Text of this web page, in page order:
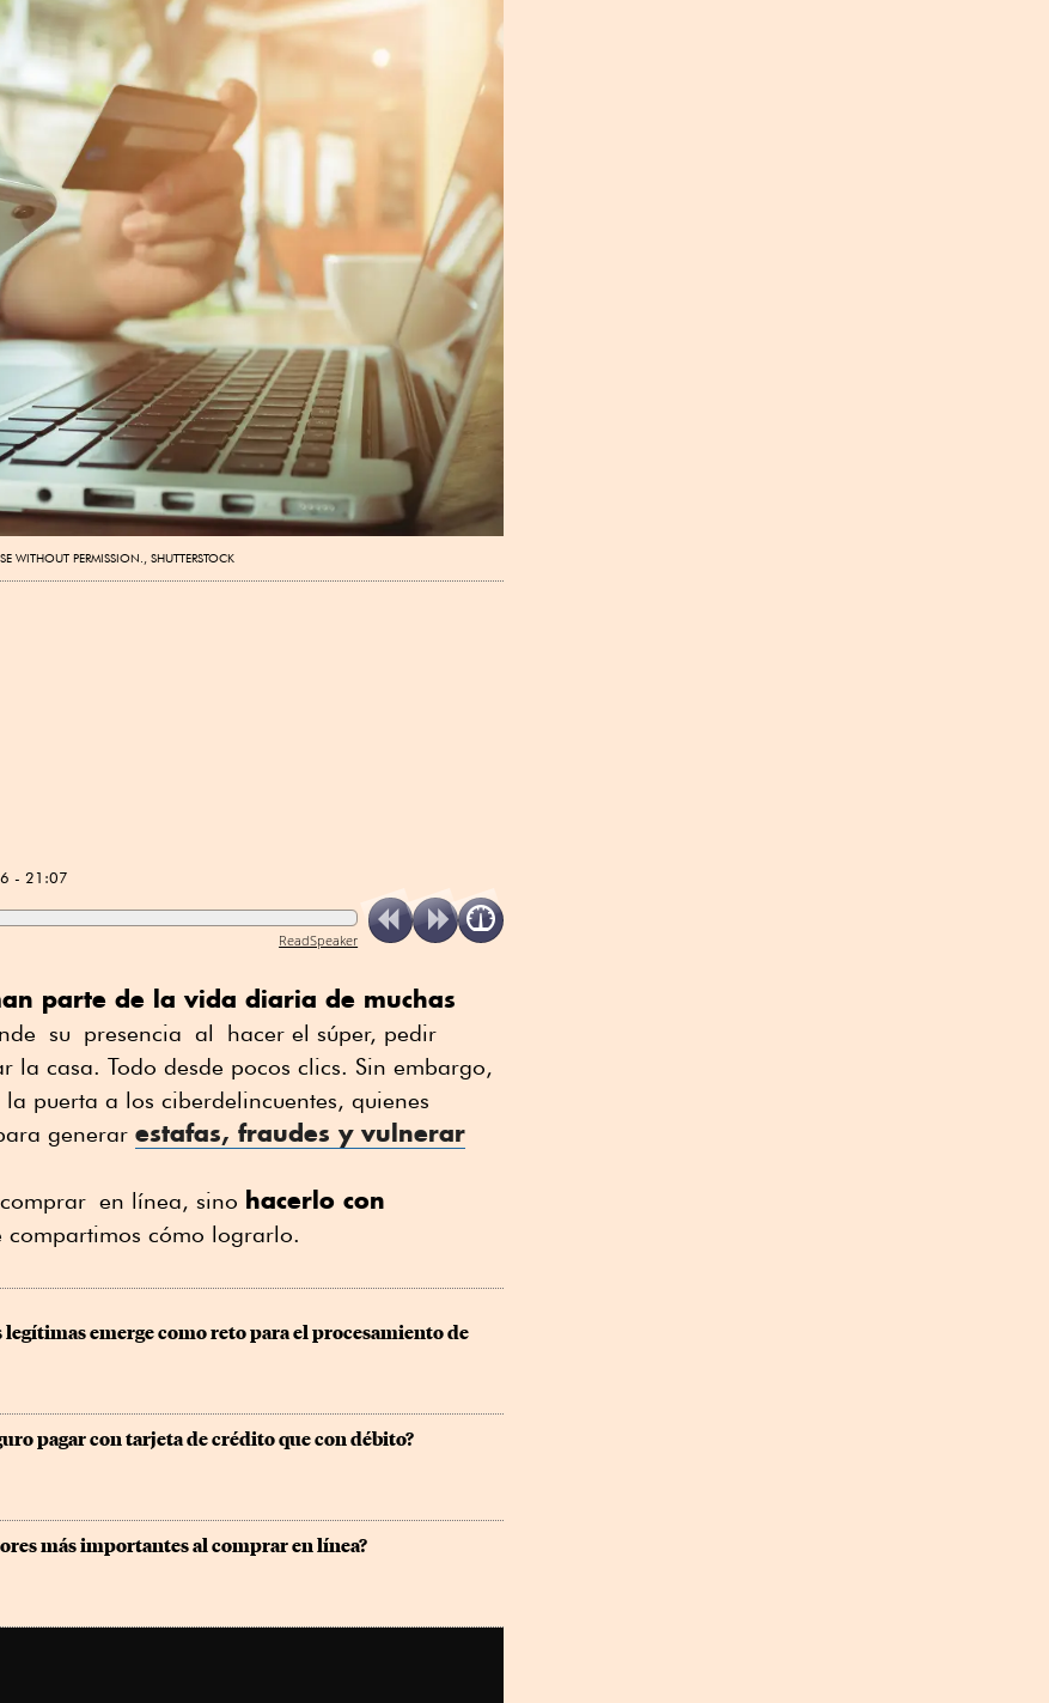
WITHOUT PERMISSION., SHUTTERSTOCK
- 21:07
ReadSpeaker
parte de la vida diaria de muchas
su presencia al hacer el súper, pedir
la casa. Todo desde pocos clics. Sin embargo,
puerta a los ciberdelincuentes, quienes
generar estafas, fraudes y vulnerar
comprar en línea, sino hacerlo con
compartimos cómo lograrlo.
legítimas emerge como reto para el procesamiento de
pagar con tarjeta de crédito que con débito?
más importantes al comprar en línea?